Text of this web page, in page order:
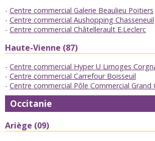
Centre commercial Galerie Beaulieu Poitiers
Centre commercial Aushopping Chasseneuil
Centre commercial Châtellerault E.Leclerc
Haute-Vienne (87)
Centre commercial Hyper U Limoges
Centre commercial Carrefour Boisseuil
Centre commercial Pôle Commercial Grand
Occitanie
Ariège (09)